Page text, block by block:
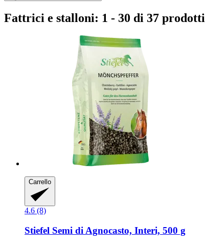
Fattrici e stalloni: 1 - 30 di 37 prodotti
Carrello
4.6 (8)
Stiefel Semi di Agnocasto, Interi, 500 g